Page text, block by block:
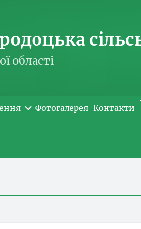
області
Фотогалерея Контакти